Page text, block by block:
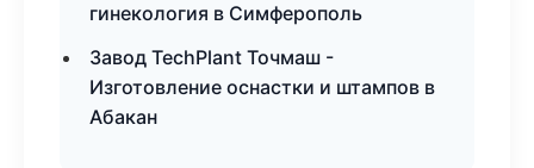
гинекология в Симферополь
Завод TechPlant Точмаш -
Изготовление оснастки и штампов в
Абакан